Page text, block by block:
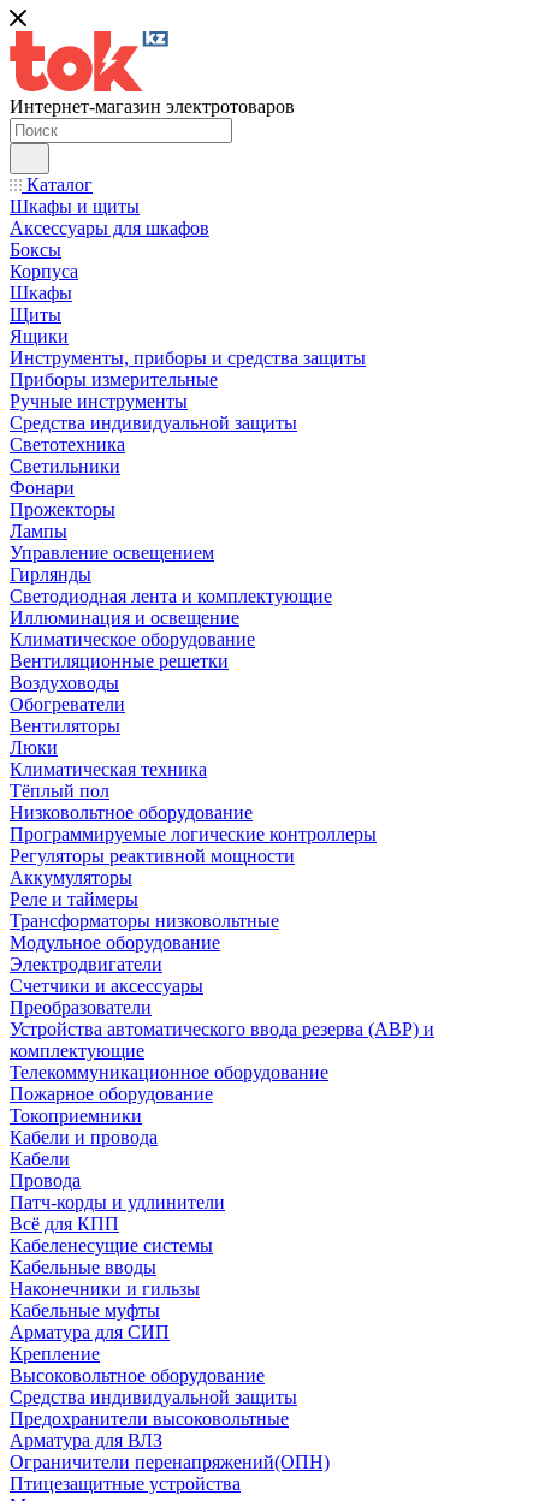
Интернет-магазин электротоваров
Каталог
Шкафы и щиты
Аксессуары для шкафов
Боксы
Корпуса
Шкафы
Щиты
Ящики
Инструменты, приборы и средства защиты
Приборы измерительные
Ручные инструменты
Средства индивидуальной защиты
Светотехника
Светильники
Фонари
Прожекторы
Лампы
Управление освещением
Гирлянды
Светодиодная лента и комплектующие
Иллюминация и освещение
Климатическое оборудование
Вентиляционные решетки
Воздуховоды
Обогреватели
Вентиляторы
Люки
Климатическая техника
Тёплый пол
Низковольтное оборудование
Программируемые логические контроллеры
Регуляторы реактивной мощности
Аккумуляторы
Реле и таймеры
Трансформаторы низковольтные
Модульное оборудование
Электродвигатели
Счетчики и аксессуары
Преобразователи
Устройства автоматического ввода резерва (АВР) и
комплектующие
Телекоммуникационное оборудование
Пожарное оборудование
Токоприемники
Кабели и провода
Кабели
Провода
Патч-корды и удлинители
Всё для КПП
Кабеленесущие системы
Кабельные вводы
Наконечники и гильзы
Кабельные муфты
Арматура для СИП
Крепление
Высоковольтное оборудование
Средства индивидуальной защиты
Предохранители высоковольтные
Арматура для ВЛЗ
Ограничители перенапряжений(ОПН)
Птицезащитные устройства